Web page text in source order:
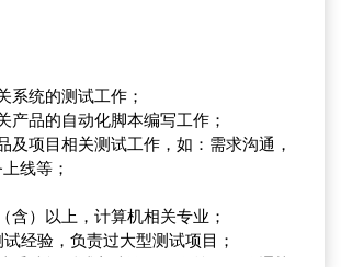
构及算法基础功底;
原则和常用的设计模式，理解
化和API设计思路;
系统机制，熟悉App常用的开发模式
，对技术和质量有较高的追求;
钻研能力,良好的文档能力,团队协作能
的追求;
产品和应用，熟悉无线互联网的各种技
项新技术的发展以及关注新技术与应用
系统的测试工作；
产品的自动化脚本编写工作；
及项目相关测试工作，如：需求沟通，
线等；
含）以上，计算机相关专业；
经验，负责过大型测试项目；